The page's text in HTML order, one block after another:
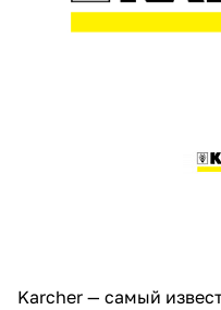
Karcher — самый